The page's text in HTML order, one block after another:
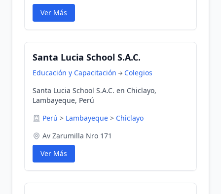
Ver Más
Santa Lucia School S.A.C.
Educación y Capacitación
Colegios
Santa Lucia School S.A.C. en Chiclayo,
Lambayeque, Perú
Perú > Lambayeque > Chiclayo
Av Zarumilla Nro 171
Ver Más